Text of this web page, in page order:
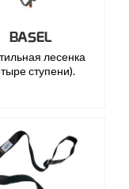
BASEL
лесенка
ступени).